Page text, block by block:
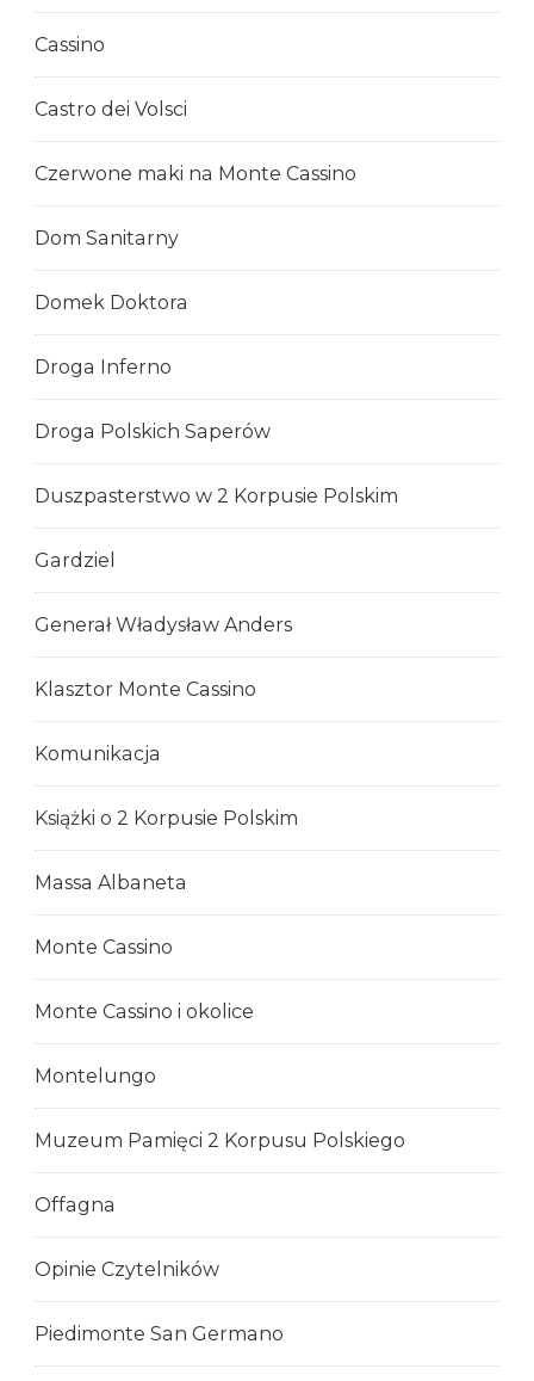
Cassino
Castro dei Volsci
Czerwone maki na Monte Cassino
Dom Sanitarny
Domek Doktora
Droga Inferno
Droga Polskich Saperów
Duszpasterstwo w 2 Korpusie Polskim
Gardziel
Generał Władysław Anders
Klasztor Monte Cassino
Komunikacja
Książki o 2 Korpusie Polskim
Massa Albaneta
Monte Cassino
Monte Cassino i okolice
Montelungo
Muzeum Pamięci 2 Korpusu Polskiego
Offagna
Opinie Czytelników
Piedimonte San Germano